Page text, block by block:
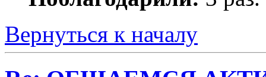
Вернуться к началу